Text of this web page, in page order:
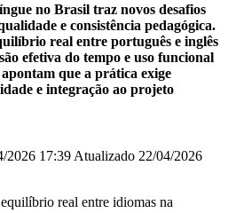
no Brasil traz novos desafios
e consistência pedagógica.
real entre português e inglês
efetiva do tempo e uso funcional
que a prática exige
e integração ao projeto
2026 17:39 Atualizado 22/04/2026